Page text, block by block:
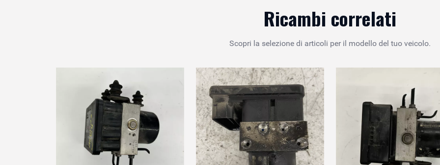
Ricambi correlati
Scopri la selezione di articoli per il modello del tuo veicolo.